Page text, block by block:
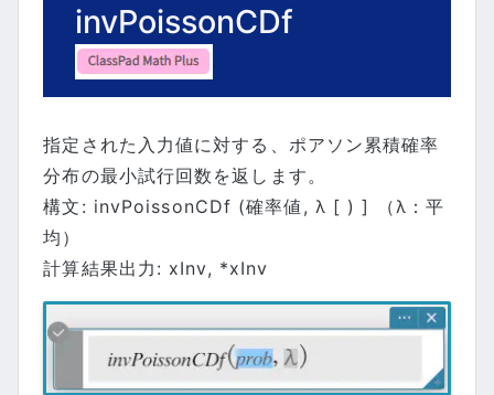
invPoissonCDf
指定された入力値に対する、ポアソン累積確率
分布の最小試行回数を返します。
構文: invPoissonCDf (確率値, λ [ ) ] （λ：平
均）
計算結果出力: xInv, *xInv